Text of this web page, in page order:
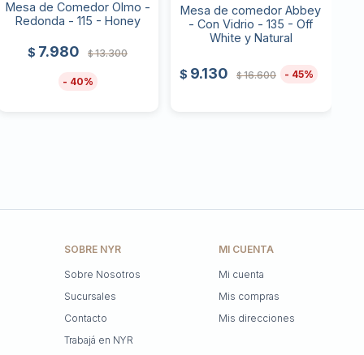
Mesa de Comedor Olmo -
Redonda - 115 - Honey
$ 7.980 $ 13.300
40
Mesa de comedor Abbey
- Con Vidrio - 135 - Off
White y Natural
$ 9.130 $ 16.600 45
SOBRE NYR
Sobre Nosotros
Sucursales
Contacto
Trabajá en NYR
MI CUENTA
Mi cuenta
Mis compras
Mis direcciones